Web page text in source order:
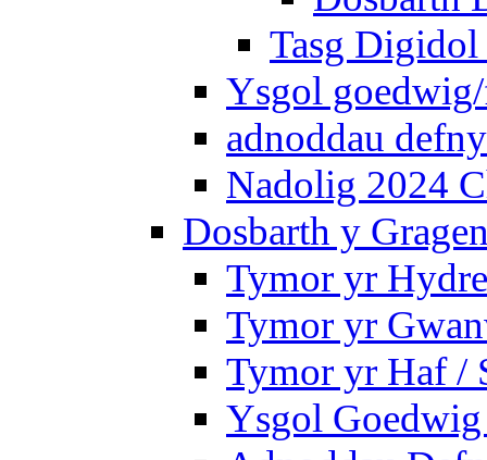
Tasg
Ysgol
adnoddau
Nadolig 2024
Dosbarth y
Tymor yr
Tymor yr
Tymor yr Haf /
Ysgol